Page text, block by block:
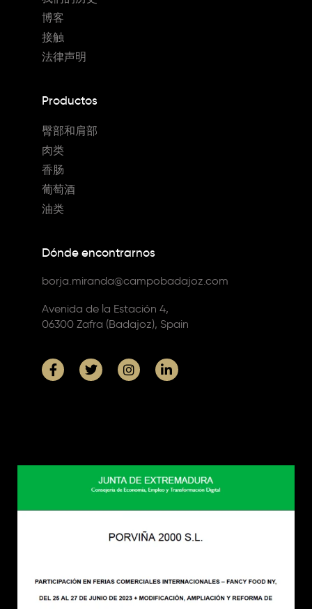
博客
接触
法律声明
Productos
臀部和肩部
肉类
香肠
葡萄酒
油类
Dónde encontrarnos
borja.miranda@campobadajoz.com
Avenida de la Estación 4,
06300 Zafra (Badajoz), Spain